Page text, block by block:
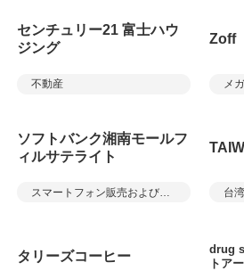
センチュリー21 富士ハウ
ジング
不動産
Zoff
メ
ソフトバンク湘南モールフ
ィルサテライト
スマートフォン販売およびサービス
タリーズコーヒー
drug
トア